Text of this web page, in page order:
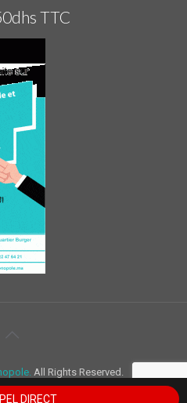
TTC
All Rights Reserved.
DIRECT